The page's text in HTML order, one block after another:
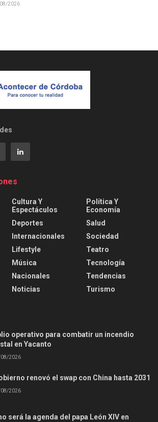
2026
Cultura Y
Espectáculos
Deportes
Internacionales
Lifestyle
Música
Nacionales
Noticias
Política Y
Economía
Salud
Sociedad
Teatro
Tecnología
Tendencias
Turismo
operativo para combatir un incendio
en Yacanto
2026
renovó el swap con China hasta 2031
2026
será la agenda del papa León XIV en